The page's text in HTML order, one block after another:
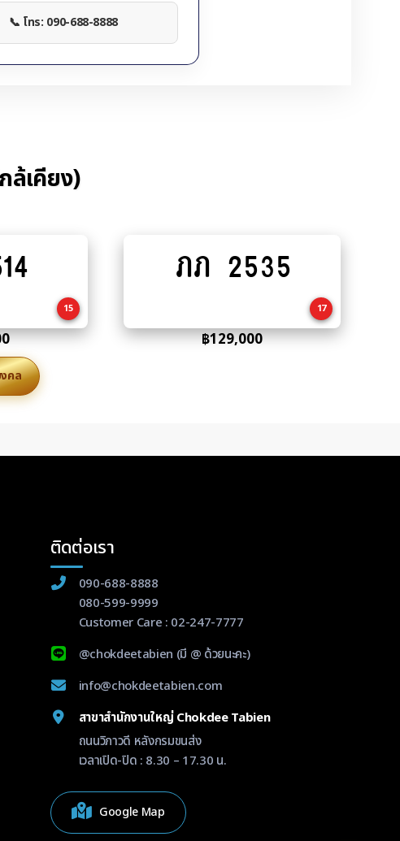
📞 โทร: 090-688-8888
ล้เคียง)
Add
15
คล
Add
to
ภภ 2535
17
฿129,000
ติดต่อเรา
090-688-8888
080-599-9999
Customer Care : 02-247-7777
@chokdeetabien (มี @ ด้วยนะคะ)
info@chokdeetabien.com
สาขาสำนักงานใหญ่ Chokdee Tabien
ถนนวิภาวดี หลังกรมขนส่ง
เวลาเปิด-ปิด : 8.30 – 17.30 น.
Google Map